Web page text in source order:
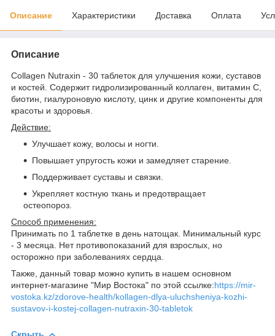
Описание Характеристики Доставка Оплата
Описание
Collagen Nutraxin - 30 таблеток для улучшения кожи, суставов
и костей. Содержит гидролизированный коллаген, витамин C,
биотин, гиалуроновую кислоту, цинк и другие компоненты для
красоты и здоровья.
Действие:
Улучшает кожу, волосы и ногти.
Повышает упругость кожи и замедляет старение.
Поддерживает суставы и связки.
Укрепляет костную ткань и предотвращает
остеопороз.
Способ применения:
Принимать по 1 таблетке в день натощак. Минимальный курс
- 3 месяца. Нет противопоказаний для взрослых, но
осторожно при заболеваниях сердца.
Также, данный товар можно купить в нашем основном
интернет-магазине "Мир Востока" по этой ссылке:https://mir-
vostoka.kz/zdorove-health/kollagen-dlya-uluchsheniya-kozhi-
sustavov-i-kostej-collagen-nutraxin-30-tabletok
Скрыть